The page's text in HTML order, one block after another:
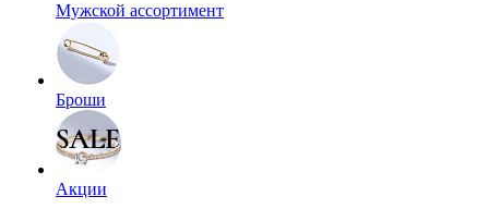
Мужской ассортимент
Броши
Акции